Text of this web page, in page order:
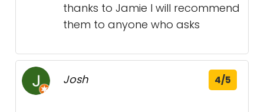
thanks to Jamie I will recommend
them to anyone who asks
Josh 4/5